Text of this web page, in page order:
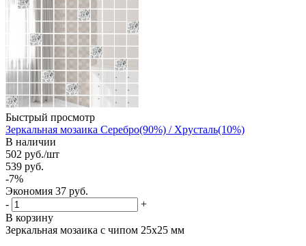
Быстрый просмотр
Зеркальная мозаика Серебро(90%) / Хрусталь(10%)
В наличии
502 руб./шт
539 руб.
-7%
Экономия 37 руб.
-
+
В корзину
Зеркальная мозаика с чипом 25х25 мм